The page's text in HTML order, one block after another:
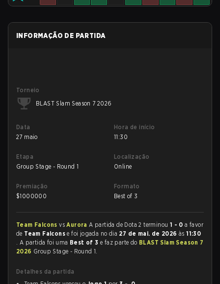
INFORMAÇÃO DE PARTIDA
Torneio
BLAST Slam Season 7 2026
Data
27 maio
Hora de início
11:30
Etapa
Group Stage - Round 1
Localização
Online
Premiação
$1000000
Formato
Best of 3
Team FalconsvsAuroraA partida de Dota 2 terminou 1 - 0 a favor
de Team Falconse foi jogada no dia 27 de mai. de 2026às11:30
. A partida foi uma Best of 3 e faz parte do BLAST Slam Season 7
2026 Group Stage - Round 1.
Detalhes da partida